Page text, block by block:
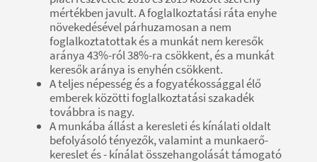
mértékben javult. A foglalkoztatási ráta enyhe
növekedésével párhuzamosan a nem
foglalkoztatottak és a munkát nem keresők
aránya 43%-ról 38%-ra csökkent, és a munkát
keresők aránya is enyhén csökkent.
A teljes népesség és a fogyatékossággal élő
emberek közötti foglalkoztatási szakadék
továbbra is nagy.
A munkába állást a keresleti és kínálati oldalt
befolyásoló tényezők, valamint a munkaerő-
kereslet és - kínálat összehangolását támogató